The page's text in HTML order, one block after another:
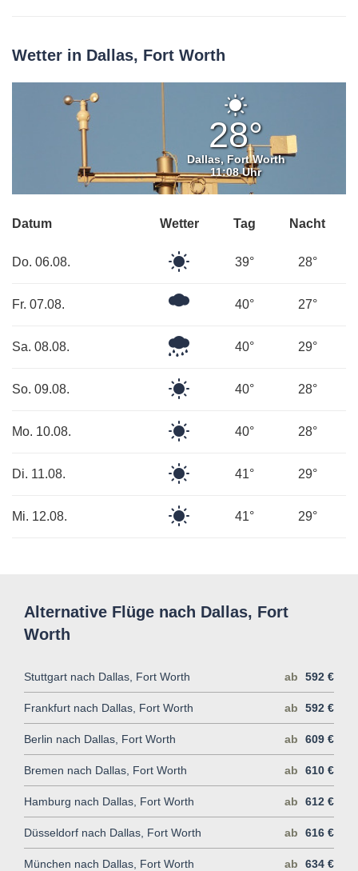
Wetter in Dallas, Fort Worth
Klarer
Himmel
28°
Dallas, Fort Worth
11:08 Uhr
Datum Wetter Tag Nacht
Do. 06.08. 39° 28°
Fr. 07.08. 40° 27°
Sa. 08.08. 40° 29°
So. 09.08. 40° 28°
Mo. 10.08. 40° 28°
Di. 11.08. 41° 29°
Mi. 12.08. 41° 29°
Alternative Flüge nach Dallas, Fort
Worth
Stuttgart nach Dallas, Fort Worth ab 592 €
Frankfurt nach Dallas, Fort Worth ab 592 €
Berlin nach Dallas, Fort Worth ab 609 €
Bremen nach Dallas, Fort Worth ab 610 €
Hamburg nach Dallas, Fort Worth ab 612 €
Düsseldorf nach Dallas, Fort Worth ab 616 €
München nach Dallas, Fort Worth ab 634 €